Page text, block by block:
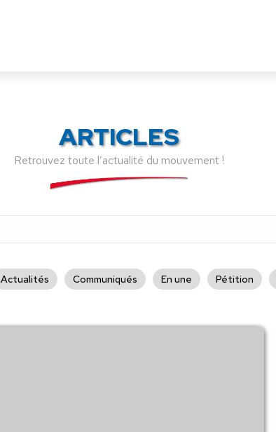
ARTICLES
Retrouvez toute l’actualité du mouvement !
Actualités Communiqués En une Pétition